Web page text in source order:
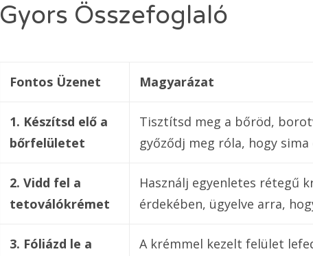
Gyors Összefoglaló
Fontos Üzenet Magyarázat
1. Készítsd elő a
bőrfelületet
Tisztítsd meg a bőröd,
győződj meg róla, hogy
2. Vidd fel a
tetoválókrémet
Használj egyenletes rétegű
érdekében, ügyelve arra,
3. Fóliázd le a
A krémmel kezelt felület